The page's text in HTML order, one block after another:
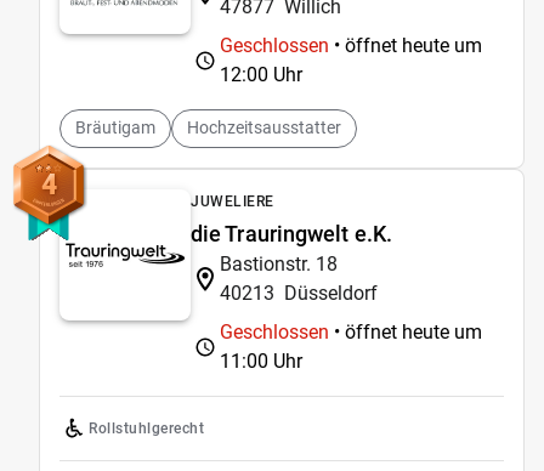
47877 Willich
Geschlossen • öffnet heute um
12:00 Uhr
Bräutigam Hochzeitsausstatter
4 JUWELIERE
die Trauringwelt e.K.
Bastionstr. 18
40213 Düsseldorf
Geschlossen • öffnet heute um
11:00 Uhr
Rollstuhlgerecht